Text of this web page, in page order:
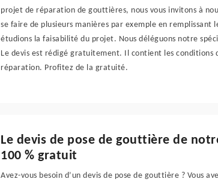
projet de réparation de gouttières, nous vous invitons à
se faire de plusieurs manières par exemple en
étudions la faisabilité du projet. Nous déléguons notre
Le devis est rédigé gratuitement. Il contient les conditions
réparation. Profitez de la gratuité.
Le devis de pose de gouttière de
100 % gratuit
Avez-vous besoin d’un devis de pose de gouttière ? Vous